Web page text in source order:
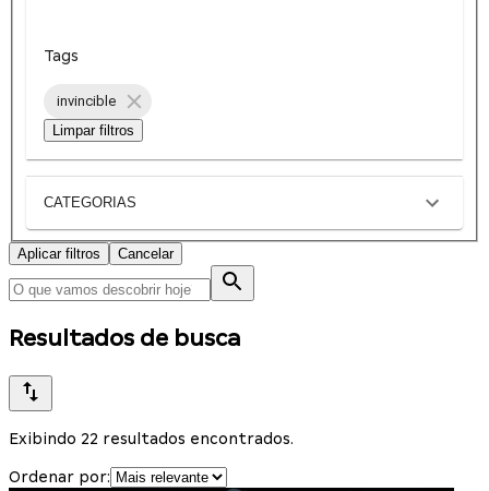
Tags
invincible
Limpar filtros
CATEGORIAS
Aplicar filtros Cancelar
Resultados de busca
Exibindo 22 resultados encontrados.
Ordenar por: